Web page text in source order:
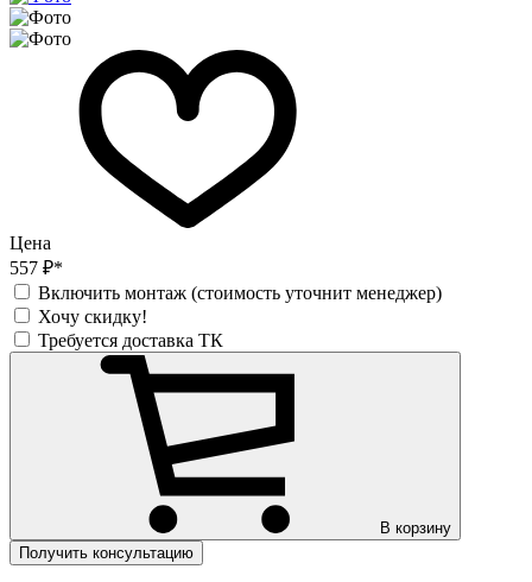
Цена
557 ₽*
Включить монтаж (стоимость уточнит менеджер)
Хочу скидку!
Требуется доставка ТК
В корзину
Получить консультацию